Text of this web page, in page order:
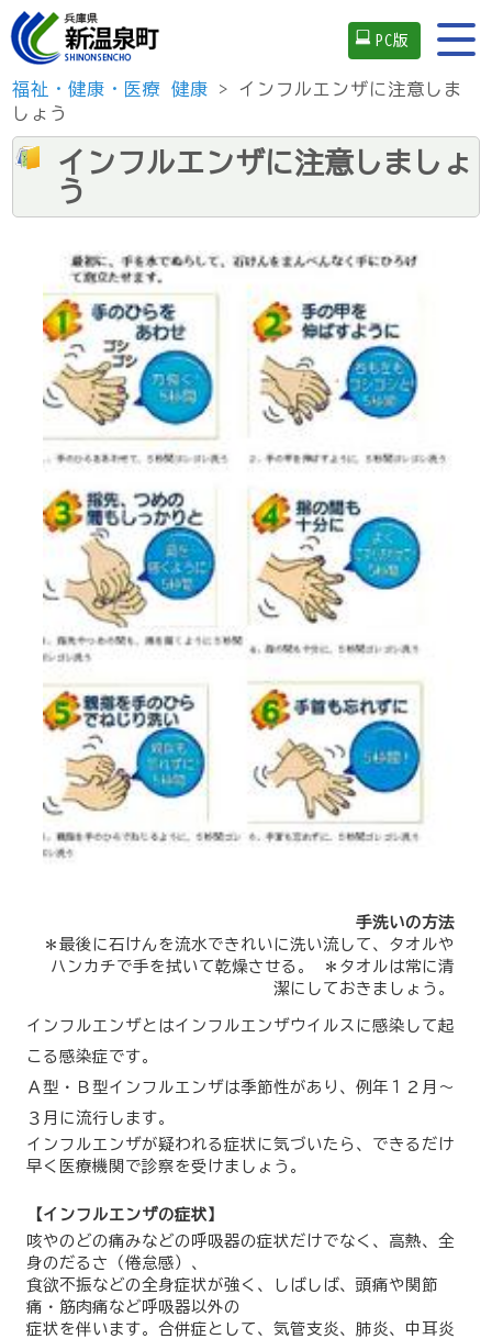
PC版
福祉・健康・医療 健康 > インフルエンザに注意しま
しょう
インフルエンザに注意しましょ
う
手洗いの方法
＊最後に石けんを流水できれいに洗い流して、タオルや
ハンカチで手を拭いて乾燥させる。 ＊タオルは常に清
潔にしておきましょう。
インフルエンザとはインフルエンザウイルスに感染して起
こる感染症です。
Ａ型・Ｂ型インフルエンザは季節性があり、例年１２月～
３月に流行します。
インフルエンザが疑われる症状に気づいたら、できるだけ
早く医療機関で診察を受けましょう。
【インフルエンザの症状】
咳やのどの痛みなどの呼吸器の症状だけでなく、高熱、全
身のだるさ（倦怠感）、
食欲不振などの全身症状が強く、しばしば、頭痛や関節
痛・筋肉痛など呼吸器以外の
症状を伴います。合併症として、気管支炎、肺炎、中耳炎